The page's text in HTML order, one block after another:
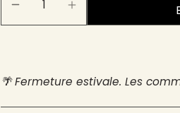
🌴 Fermeture estivale. Les